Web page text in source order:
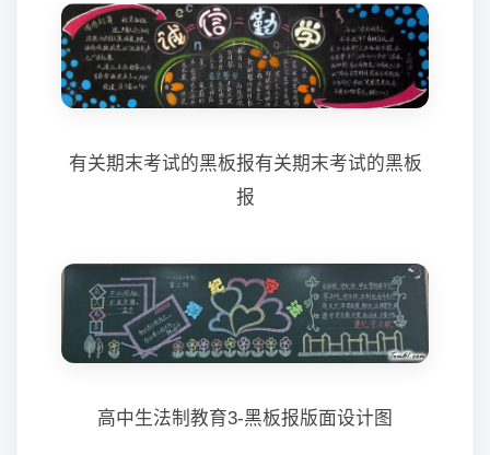
有关期末考试的黑板报有关期末考试的黑板
报
高中生法制教育3-黑板报版面设计图